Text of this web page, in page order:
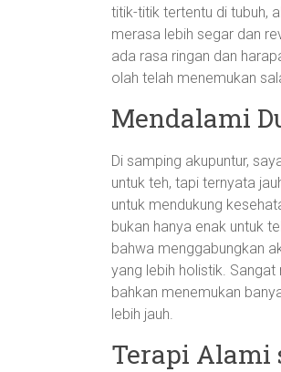
titik-titik tertentu di tubuh,
merasa lebih segar dan
ada rasa ringan dan
olah telah menemukan
Mendalami
Di samping akupuntur,
untuk teh, tapi ternyata
untuk mendukung
bukan hanya enak untuk
bahwa menggabungkan
yang lebih holistik.
bahkan menemukan
lebih jauh.
Terapi Alami